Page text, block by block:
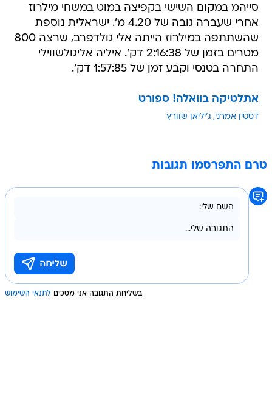
סייהמ במקום השישי בקפיצה במוט במשחי מילרוז
אחרי שעברה גובה של 4.20 מ'. ישראלית נוספת
שהשתתפה במילרוז הייתה אלי גולדפרב, שרצה 800
מטרים בזמן של 2:16:38 דק'. איליה אליגולשווילי
התחרה בטנסי וקבע זמן של 1:57:85 דק'.
אתלטיקה בוואלה! ספורט
דסטין אמרני ג'יליאן שוורץ
טרם התפרסמו תגובות
בשליחת התגובה אני מסכים לתנאי השימוש